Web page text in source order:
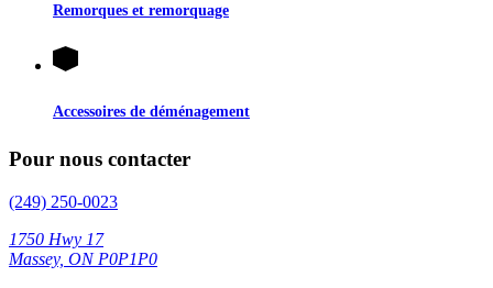
Remorques et remorquage
Accessoires de déménagement
Pour nous contacter
(249) 250-0023
1750 Hwy 17
Massey, ON P0P1P0